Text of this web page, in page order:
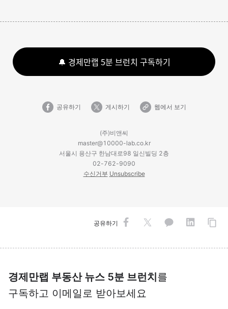
🔔 경제만랩 5분 브런치 구독하기
공유하기 게시하기 웹에서 보기
(주)비앤씨
master@10000-lab.co.kr
서울시 용산구 한남대로98 일신빌딩 2층
02-762-9090
수신거부 Unsubscribe
공유하기
경제만랩 부동산 뉴스 5분 브런치를
구독하고 이메일로 받아보세요